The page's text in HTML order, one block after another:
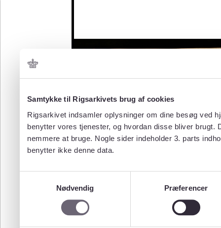
Samtykke til Rigsarkivets brug af cookies
Rigsarkivet indsamler oplysninger om dine besøg ved
benytter vores tjenester, og hvordan disse bliver
nemmere at bruge. Nogle sider indeholder 3. parts
benytter ikke denne data.
Nødvendig
Præferencer